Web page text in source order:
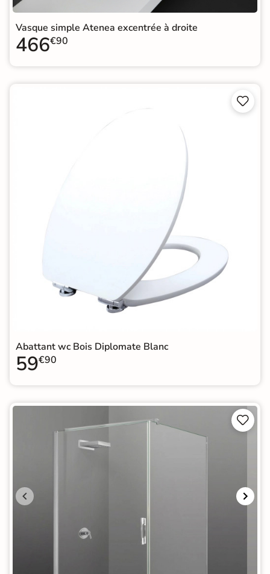
Vasque simple Atenea excentrée à droite
466€90


Abattant wc Bois Diplomate Blanc
59€90

